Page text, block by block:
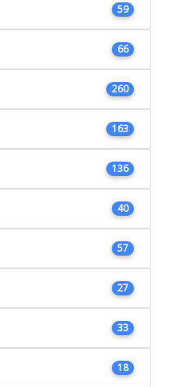
59
66
260
163
136
40
57
27
33
18